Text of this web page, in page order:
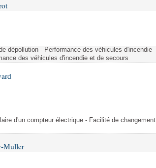
dépollution - Performance des véhicules d'incendie
des véhicules d'incendie et de secours
d'un compteur électrique - Facilité de changement
Muller